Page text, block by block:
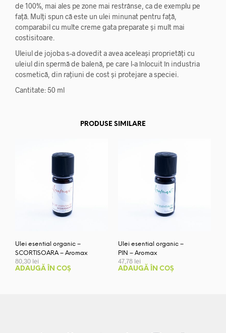
de 100%, mai ales pe zone mai restrânse, ca de exemplu pe
față. Mulți spun că este un ulei minunat pentru față,
comparabil cu multe creme gata preparate și mult mai
costisitoare.
Uleiul de jojoba s-a dovedit a avea aceleași proprietăți cu
uleiul din spermă de balenă, pe care l-a înlocuit în industria
cosmetică, din rațiuni de cost și protejare a speciei.
Cantitate: 50 ml
PRODUSE SIMILARE
Ulei esential organic –
SCORTISOARA – Aromax
80,30 lei
ADAUGĂ ÎN COȘ
Ulei esential organic –
PIN – Aromax
47,78 lei
ADAUGĂ ÎN COȘ